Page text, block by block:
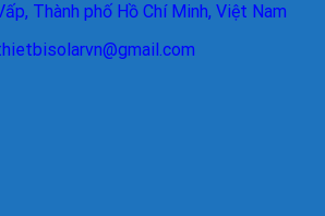
Thành phố Hồ Chí Minh, Việt Nam